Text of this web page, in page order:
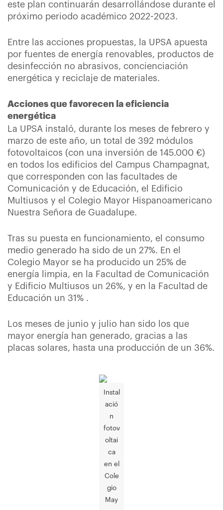
este plan continuarán desarrollándose durante el
próximo periodo académico 2022-2023.
Entre las acciones propuestas, la UPSA apuesta
por fuentes de energía renovables, productos de
desinfección no abrasivos, concienciación
energética y reciclaje de materiales.
Acciones que favorecen la eficiencia
energética
La UPSA instaló, durante los meses de febrero y
marzo de este año, un total de 392 módulos
fotovoltaicos (con una inversión de 145.000 €)
en todos los edificios del Campus Champagnat,
que corresponden con las facultades de
Comunicación y de Educación, el Edificio
Multiusos y el Colegio Mayor Hispanoamericano
Nuestra Señora de Guadalupe.
Tras su puesta en funcionamiento, el consumo
medio generado ha sido de un 27%. En el
Colegio Mayor se ha producido un 25% de
energía limpia, en la Facultad de Comunicación
y Edificio Multiusos un 26%, y en la Facultad de
Educación un 31% .
Los meses de junio y julio han sido los que
mayor energía han generado, gracias a las
placas solares, hasta una producción de un 36%.
Instal
ació
n
fotov
oltai
ca
en el
Cole
gio
May